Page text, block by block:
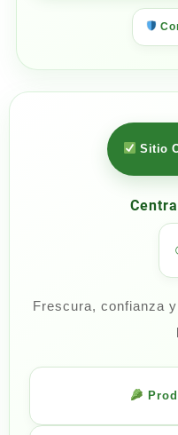
Sitio
Frescura, confianza